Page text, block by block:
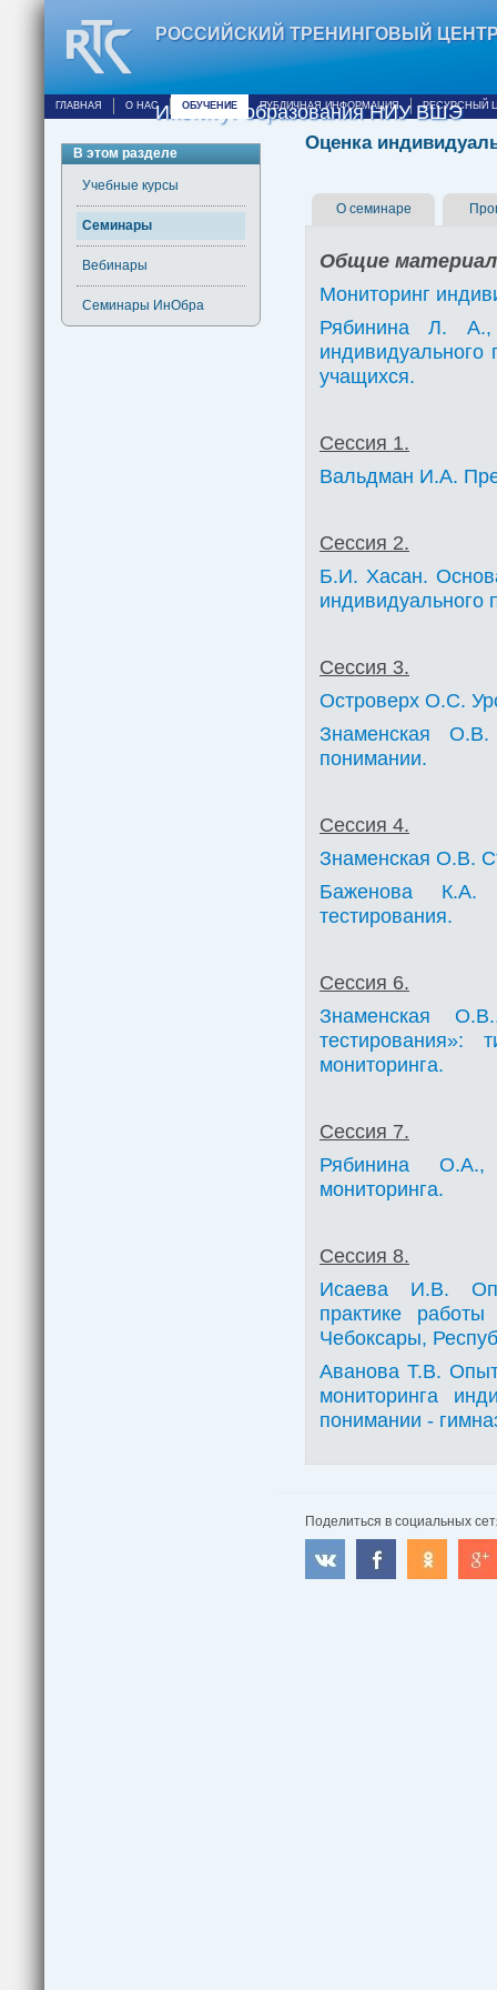
РОССИЙСКИЙ ТРЕНИНГОВЫЙ
Институт образования НИУ ВШЭ
ГЛАВНАЯ О НАС ОБУЧЕНИЕ ПУБЛИЧНАЯ ИНФОРМАЦИЯ РЕСУРСНЫЙ
В этом разделе
Учебные курсы
Семинары
Вебинары
Семинары ИнОбра
Оценка
О семинаре
Общие
Мониторинг
Рябинина Л.
индивидуального
учащихся.
Сессия 1.
Вальдман И.А.
Сессия 2.
Б.И. Хасан.
индивидуального
Сессия 3.
Островерх О.С.
Знаменская
понимании.
Сессия 4.
Знаменская О.В.
Баженова К.А.
тестирования.
Сессия 6.
Знаменская
тестирования»:
мониторинга.
Сессия 7.
Рябинина О.А.,
мониторинга.
Сессия 8.
Исаева И.В.
практике
Чебоксары,
Аванова Т.В. Опыт
мониторинга
понимании -
Поделиться в социальных